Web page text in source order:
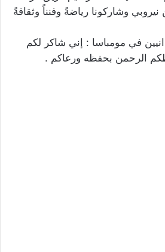
وشاركونا رياضةً وفنناً وثقافةً
في مومباسا : إني شاكر لكم
الرحمن بحفظه ورعاكم .